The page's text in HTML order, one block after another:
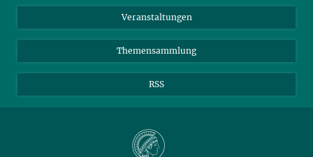
Veranstaltungen
Themensammlung
RSS